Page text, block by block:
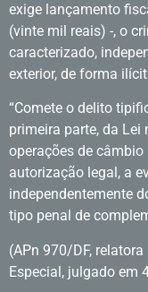
exige lançamento
(vinte mil reais) -, o
caracterizado,
exterior, de forma
“Comete o delito
primeira parte, da Lei
operações de
autorização legal, a
independentemente
tipo penal de
(APn 970/DF,
Especial, julgado